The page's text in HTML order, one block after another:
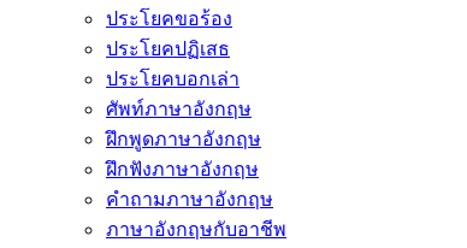
ประโยคขอร้อง
ประโยคปฏิเสธ
ประโยคบอกเล่า
ศัพท์ภาษาอังกฤษ
ฝึกพูดภาษาอังกฤษ
ฝึกฟังภาษาอังกฤษ
คำถามภาษาอังกฤษ
ภาษาอังกฤษกับอาชีพ